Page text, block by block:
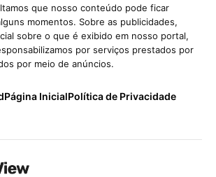
que nosso conteúdo pode ficar
momentos. Sobre as publicidades,
sobre o que é exibido em nosso portal,
por serviços prestados por
por meio de anúncios.
Página InicialPolítica de Privacidade